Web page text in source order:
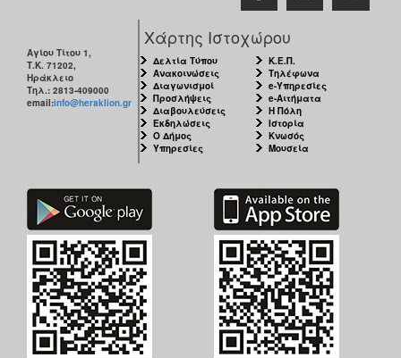
Αγίου Τίτου 1,
Τ.Κ. 71202,
Ηράκλειο
Τηλ.: 2813-409000
email:info@heraklion.gr
Χάρτης Ιστοχώρου
Δελτία Τύπου
Ανακοινώσεις
Διαγωνισμοί
Προσλήψεις
Διαβουλεύσεις
Εκδηλώσεις
Ο Δήμος
Υπηρεσίες
Κ.Ε.Π.
Τηλέφωνα
e-Υπηρεσίες
e-Αιτήματα
Η Πόλη
Ιστορία
Κνωσός
Μουσεία